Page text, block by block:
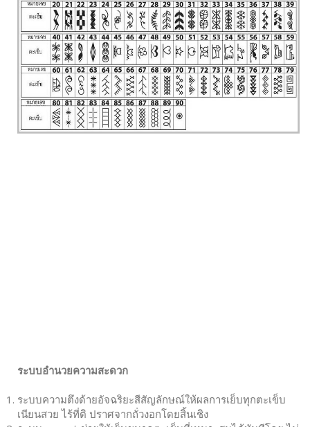
ระบบอำนวยความสะดวก
ระบบความตึงด้ายอัจฉริยะสีสัญลักษณ์ให้ผลการเย็บทุกตะเข็บ
เนียนสวย ไร้ที่ติ ปราศจากถั่วงอกโดยสิ้นเชิง